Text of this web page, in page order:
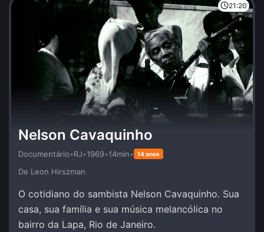
21:20
Nelson Cavaquinho
Documentário•RJ•1969•14min• 14 anos
De Leon Hirszman
O cotidiano do sambista Nelson Cavaquinho. Sua
casa, sua família e sua música melancólica no
bairro da Lapa, Rio de Janeiro.